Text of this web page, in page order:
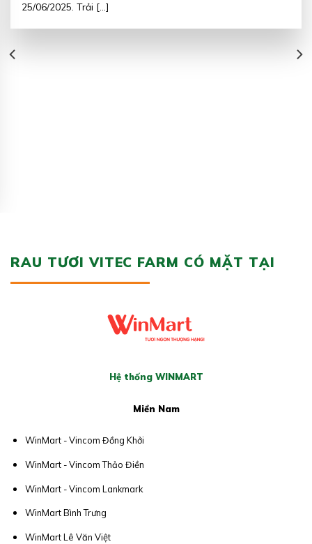
25/06/2025. Trải [...]
RAU TƯƠI VITEC FARM CÓ MẶT TẠI
Hệ thống WINMART
Miền Nam
WinMart - Vincom Đồng Khởi
WinMart - Vincom Thảo Điền
WinMart - Vincom Lankmark
WinMart Bình Trưng
WinMart Lê Văn Việt